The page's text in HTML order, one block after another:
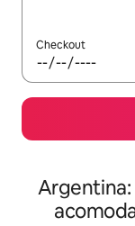
Checkout